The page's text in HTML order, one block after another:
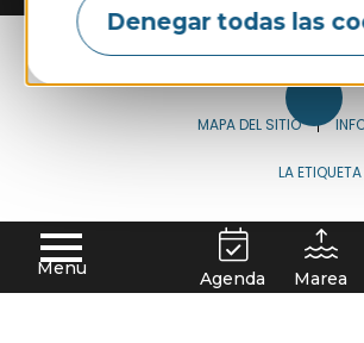
Denegar todas las
Agenda Marea
Menu
MAPA DEL SITIO
LA